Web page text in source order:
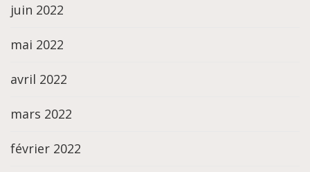
juin 2022
mai 2022
avril 2022
mars 2022
février 2022